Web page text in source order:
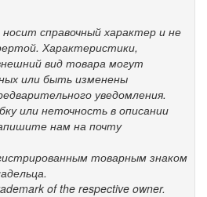
справочный характер и не
Характеристики,
вид товара могут
или быть изменены
уведомления.
или неточность в описании
нам на почту
товарным знаком
of the respective owner.